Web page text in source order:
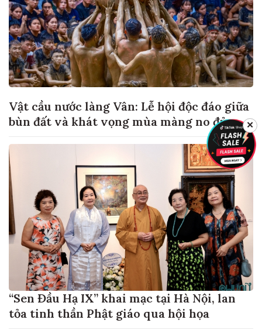
Vật cầu nước làng Vân: Lễ hội độc đáo giữa
bùn đất và khát vọng mùa màng no đủ
“Sen Đầu Hạ IX” khai mạc tại Hà Nội, lan
tỏa tinh thần Phật giáo qua hội họa
✕